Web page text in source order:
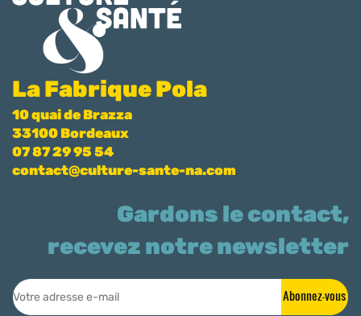
La Fabrique Pola
10 quai de Brazza
33100 Bordeaux
07 87 29 95 54
contact@culture-sante-na.com
Gardons le contact,
recevez notre newsletter
Abonnez-vous